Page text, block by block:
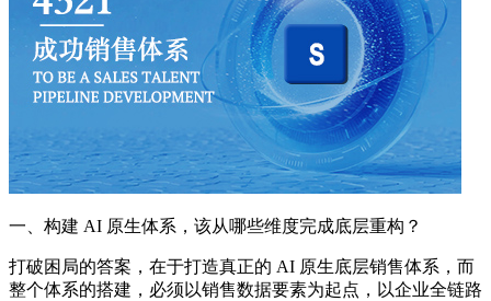
一、构建 AI 原生体系，该从哪些维度完成底层重构？
打破困局的答案，在于打造真正的 AI 原生底层销售体系，而
整个体系的搭建，必须以销售数据要素为起点，以企业全链路